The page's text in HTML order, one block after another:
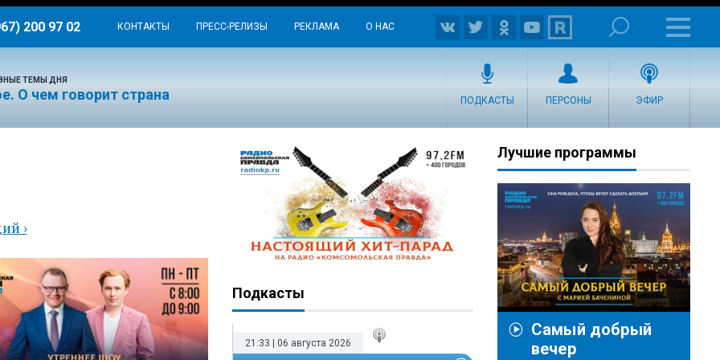
200 97 02 КОНТАКТЫ ПРЕСС-РЕЛИЗЫ РЕКЛАМА О НАС
ТЕМЫ ДНЯ
О чем говорит страна ПОДКАСТЫ ПЕРСОНЫ ЭФИР
›
Подкасты
21:33 | 06 августа 2026
Лучшие программы
Самый добрый
вечер